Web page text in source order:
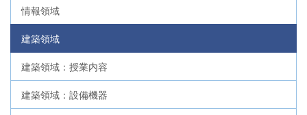
情報領域
建築領域
建築領域：授業内容
建築領域：設備機器